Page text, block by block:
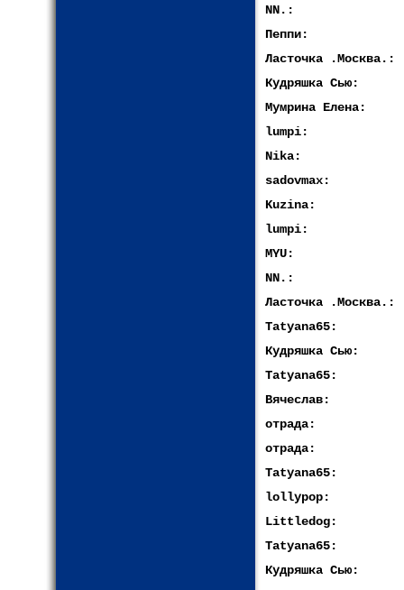
NN.:
Пеппи:
Ласточка .Москва.:
Кудряшка Сью:
Мумрина Елена:
lumpi:
Nika:
sadovmax:
Kuzina:
lumpi:
MYU:
NN.:
Ласточка .Москва.:
Tatyana65:
Кудряшка Сью:
Tatyana65:
Вячеслав:
отрада:
отрада:
Tatyana65:
lollypop:
Littledog:
Tatyana65:
Кудряшка Сью: